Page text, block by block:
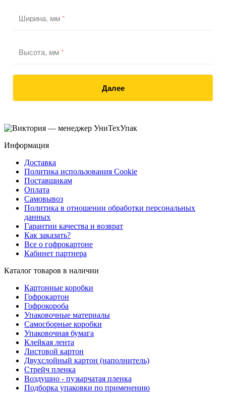
Ширина, мм*
Высота, мм*
Далее
Информация
Доставка
Политика использования Cookie
Поставщикам
Оплата
Самовывоз
Политика в отношении обработки персональных
данных
Гарантии качества и возврат
Как заказать?
Все о гофрокартоне
Кабинет партнера
Каталог товаров в наличии
Картонные коробки
Гофрокартон
Гофрокороба
Упаковочные материалы
Самосборные коробки
Упаковочная бумага
Клейкая лента
Листовой картон
Двухслойный картон (наполнитель)
Стрейч пленка
Воздушно - пузырчатая пленка
Подборка упаковки по применению